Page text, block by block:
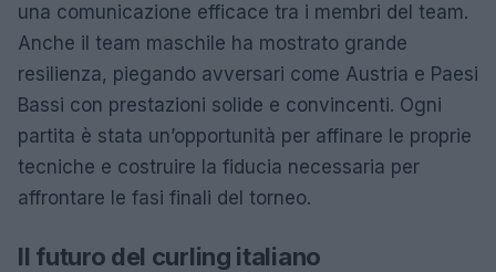
una comunicazione efficace tra i membri del team.
Anche il team maschile ha mostrato grande
resilienza, piegando avversari come Austria e Paesi
Bassi con prestazioni solide e convincenti. Ogni
partita è stata un’opportunità per affinare le proprie
tecniche e costruire la fiducia necessaria per
affrontare le fasi finali del torneo.
Il futuro del curling italiano